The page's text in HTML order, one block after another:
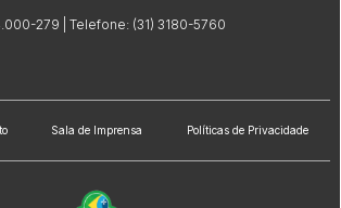
279 | Telefone: (31) 3180-5760
Sala de Imprensa Políticas de Privacidade